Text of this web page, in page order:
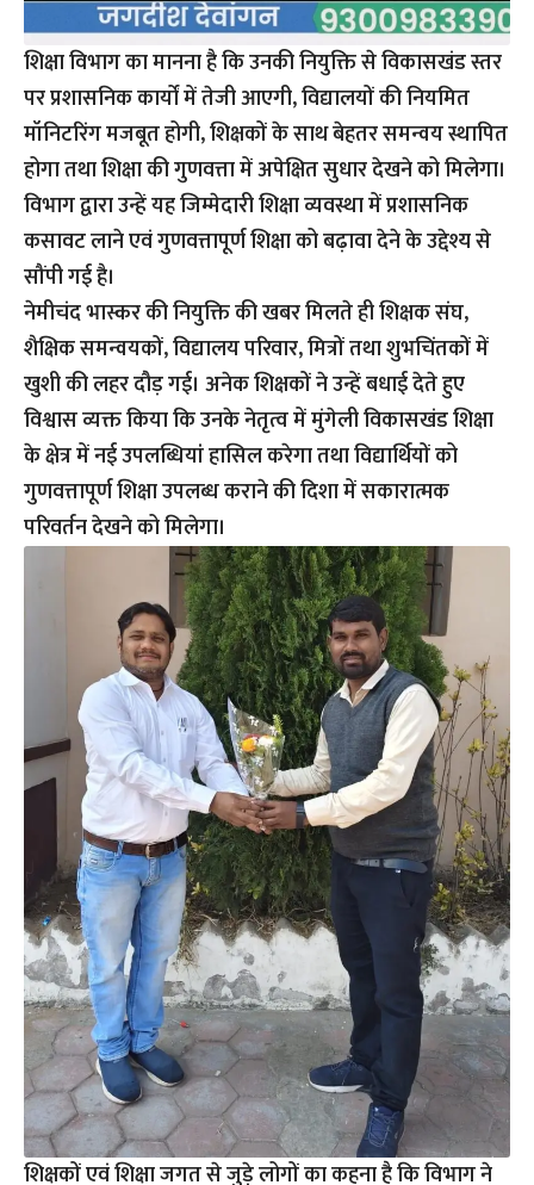
शिक्षा विभाग का मानना है कि उनकी नियुक्ति से विकासखंड स्तर
पर प्रशासनिक कार्यों में तेजी आएगी, विद्यालयों की नियमित
मॉनिटरिंग मजबूत होगी, शिक्षकों के साथ बेहतर समन्वय स्थापित
होगा तथा शिक्षा की गुणवत्ता में अपेक्षित सुधार देखने को मिलेगा।
विभाग द्वारा उन्हें यह जिम्मेदारी शिक्षा व्यवस्था में प्रशासनिक
कसावट लाने एवं गुणवत्तापूर्ण शिक्षा को बढ़ावा देने के उद्देश्य से
सौंपी गई है।
नेमीचंद भास्कर की नियुक्ति की खबर मिलते ही शिक्षक संघ,
शैक्षिक समन्वयकों, विद्यालय परिवार, मित्रों तथा शुभचिंतकों में
खुशी की लहर दौड़ गई। अनेक शिक्षकों ने उन्हें बधाई देते हुए
विश्वास व्यक्त किया कि उनके नेतृत्व में मुंगेली विकासखंड शिक्षा
के क्षेत्र में नई उपलब्धियां हासिल करेगा तथा विद्यार्थियों को
गुणवत्तापूर्ण शिक्षा उपलब्ध कराने की दिशा में सकारात्मक
परिवर्तन देखने को मिलेगा।
शिक्षकों एवं शिक्षा जगत से जुड़े लोगों का कहना है कि विभाग ने